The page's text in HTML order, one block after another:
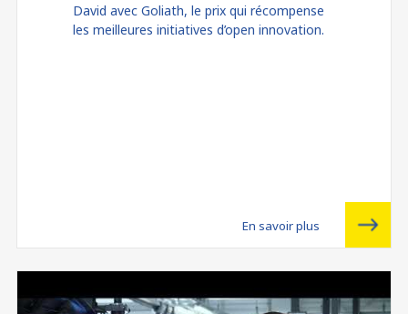
David avec Goliath, le prix qui récompense
les meilleures initiatives d’open innovation.
En savoir plus